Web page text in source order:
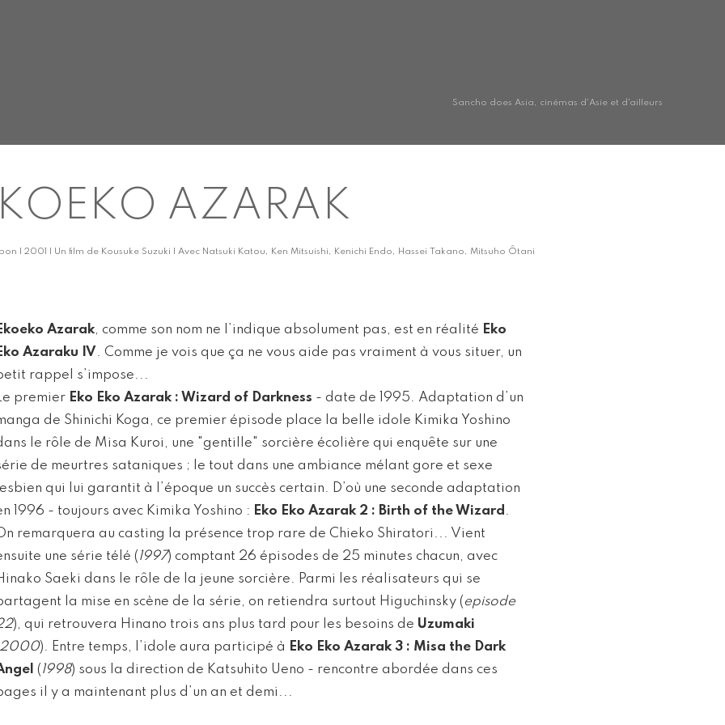
Sancho does Asia, cinémas d'Asie et d'ailleurs
AZARAK
| 2001 | Un film de Kousuke Suzuki | Avec Natsuki Katou, Ken Mitsuishi, Kenichi Endo, Hassei Takano, Mitsuho Ôtani
Azarak, comme son nom ne l’indique absolument pas, est en réalité Eko
Azaraku IV. Comme je vois que ça ne vous aide pas vraiment à vous situer, un
rappel s’impose...
premier Eko Eko Azarak : Wizard of Darkness - date de 1995. Adaptation d’un
de Shinichi Koga, ce premier épisode place la belle idole Kimika Yoshino
le rôle de Misa Kuroi, une "gentille" sorcière écolière qui enquête sur une
de meurtres sataniques ; le tout dans une ambiance mélant gore et sexe
qui lui garantit à l’époque un succès certain. D’où une seconde adaptation
1996 - toujours avec Kimika Yoshino : Eko Eko Azarak 2 : Birth of the Wizard .
remarquera au casting la présence trop rare de Chieko Shiratori... Vient
une série télé (1997) comptant 26 épisodes de 25 minutes chacun, avec
Saeki dans le rôle de la jeune sorcière. Parmi les réalisateurs qui se
la mise en scène de la série, on retiendra surtout Higuchinsky (episode
), qui retrouvera Hinano trois ans plus tard pour les besoins de Uzumaki
2000). Entre temps, l’idole aura participé à Eko Eko Azarak 3 : Misa the Dark
(1998) sous la direction de Katsuhito Ueno - rencontre abordée dans ces
il y a maintenant plus d’un an et demi...